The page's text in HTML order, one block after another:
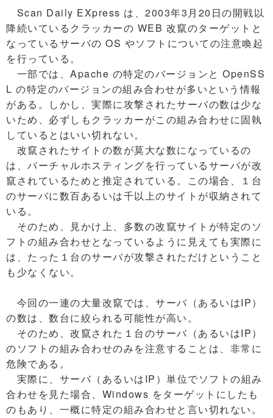
Scan Daily EXpress は、2003年3月20日の開戦以
降続いているクラッカーの WEB 改竄のターゲットと
なっているサーバの OS やソフトについての注意喚起
を行っている。
一部では、Apache の特定のバージョンと OpenSS
L の特定のバージョンの組み合わせが多いという情報
がある。しかし、実際に攻撃されたサーバの数は少な
いため、必ずしもクラッカーがこの組み合わせに固執
しているとはいい切れない。
改竄されたサイトの数が莫大な数になっているの
は、バーチャルホスティングを行っているサーバが改
竄されているためと推定されている。この場合、１台
のサーバに数百あるいは千以上のサイトが収納されて
いる。
そのため、見かけ上、多数の改竄サイトが特定のソ
フトの組み合わせとなっているように見えても実際に
は、たった１台のサーバが攻撃されただけということ
も少なくない。
今回の一連の大量改竄では、サーバ（あるいはIP）
の数は、数台に絞られる可能性が高い。
そのため、改竄された１台のサーバ（あるいはIP）
のソフトの組み合わせのみを注意することは、非常に
危険である。
実際に、サーバ（あるいはIP）単位でソフトの組み
合わせを見た場合、Windows をターゲットにしたも
のもあり、一概に特定の組み合わせと言い切れない。